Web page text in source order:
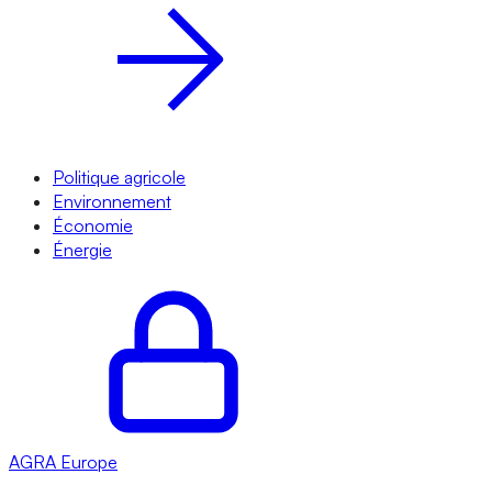
Politique agricole
Environnement
Économie
Énergie
AGRA Europe